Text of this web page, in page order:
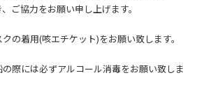
ご協力をお願い申し上げます。
の着用(咳エチケット)をお願い致します。
際には必ずアルコール消毒をお願い致しま